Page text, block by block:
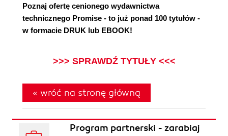
Poznaj ofertę cenionego wydawnictwa
technicznego Promise - to już ponad 100 tytułów -
w formacie DRUK lub EBOOK!
>>> SPRAWDŹ TYTUŁY <<<
« wróć na stronę główną
Program partnerski - zarabiaj